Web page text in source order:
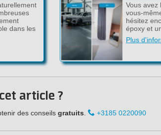
dans les
Vous avez
vous-
hésitez
époxy et
Plus
article ?
des conseils gratuits +3185 0220090